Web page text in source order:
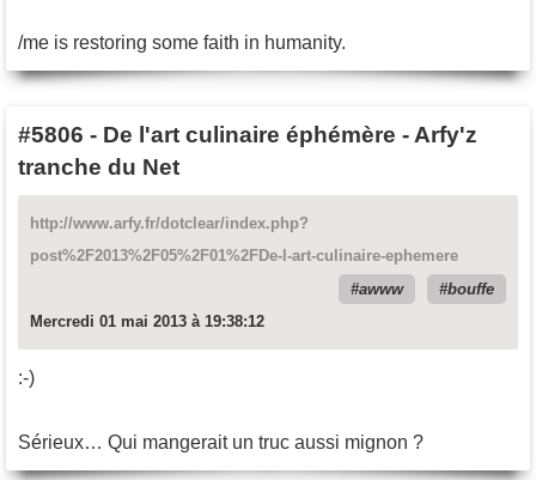
/me is restoring some faith in humanity.
#5806 - De l'art culinaire éphémère - Arfy'z
tranche du Net
http://www.arfy.fr/dotclear/index.php?
post%2F2013%2F05%2F01%2FDe-l-art-culinaire-ephemere
awww
bouffe
Mercredi 01 mai 2013 à 19:38:12
:-)
Sérieux… Qui mangerait un truc aussi mignon ?